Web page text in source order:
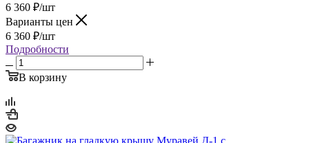
6 360 ₽/шт
Варианты цен
6 360 ₽/шт
Подробности
В корзину